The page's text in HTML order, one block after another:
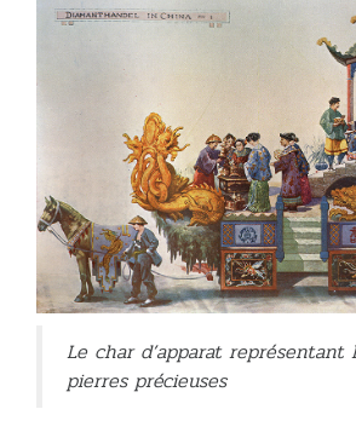
Le char d’apparat
pierres précieuses